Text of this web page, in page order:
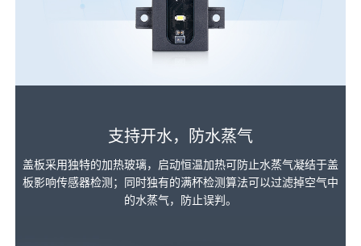
支持开水，防水蒸气
盖板采用独特的加热玻璃，启动恒温加热可防止水蒸气凝结于盖
板影响传感器检测；同时独有的满杯检测算法可以过滤掉空气中
的水蒸气，防止误判。